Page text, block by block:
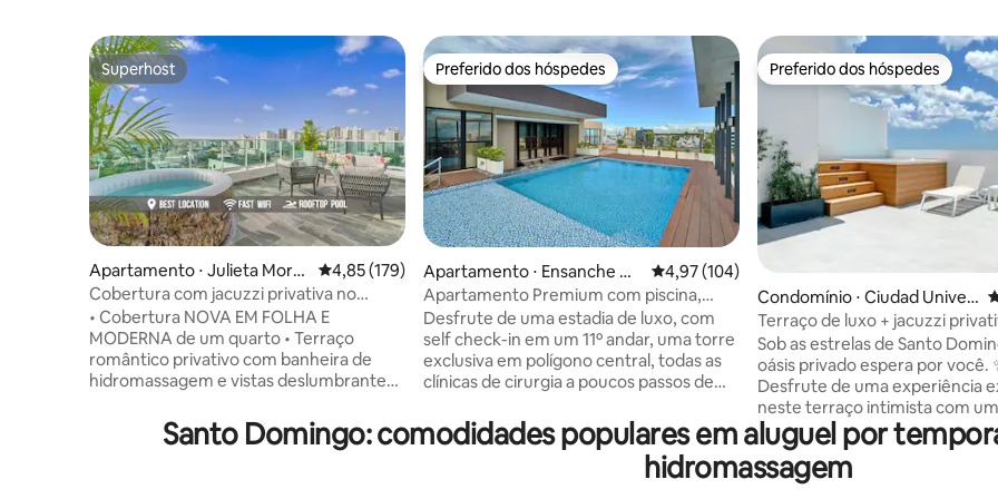
Superhost
Superhost
Apartamento ⋅ Julieta Moral
es
4,85 de uma avaliação média de 5, 179 avaliações
4,85 (179)
Cobertura com jacuzzi privativa no
centro da cidade | Piscina e academia
• Cobertura NOVA EM FOLHA E
MODERNA de um quarto • Terraço
romântico privativo com banheira de
hidromassagem e vistas deslumbrantes •
cidade • Sofá-cama na sala de estar •
Piscina compartilhada no terraço,
Preferido dos hóspedes
Preferido dos hóspedes
Apartamento ⋅ Ensanche Qu
iqueya
4,97 de uma avaliação média de 5, 104
4,97 (104)
Apartamento Premium com piscina,
academia e 2 jacuzzis
Desfrute de uma estadia de luxo, com
self check-in em um 11º andar, uma torre
exclusiva em polígono central, todas as
clínicas de cirurgia a poucos passos de
fechadura inteligente, Wi-Fi, ares, alto-
falantes, Alexa, blackout, secador de
cabelo e ferro de passar a vapor. Varanda
Preferido dos hóspedes
Preferido dos hóspedes
Condomínio ⋅ Ciudad Univer
sitaria
Terraço de luxo + jacuzzi
Santo Domingo
Sob as estrelas de Santo
oásis privado espera por você.
Desfrute de uma experiência
neste terraço intimista com
banheira de hidromassagem
perfeito para noites
escapadas inesquecíveis ou
simplesmente para relaxar com
Santo Domingo: comodidades populares em aluguel por
hidromassagem